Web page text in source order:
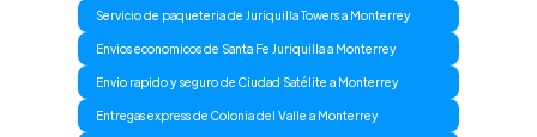
Servicio de paqueteria de Juriquilla Towers a Monterrey
Envios economicos de Santa Fe Juriquilla a Monterrey
Envio rapido y seguro de Ciudad Satélite a Monterrey
Entregas express de Colonia del Valle a Monterrey